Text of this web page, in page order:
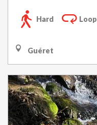
Hard Loop
Guéret